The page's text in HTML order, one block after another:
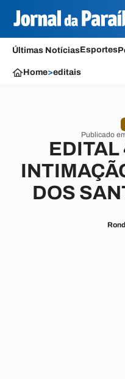
Últimas NotíciasEsportes
Home>editais
Publicado
EDITAL
DOS